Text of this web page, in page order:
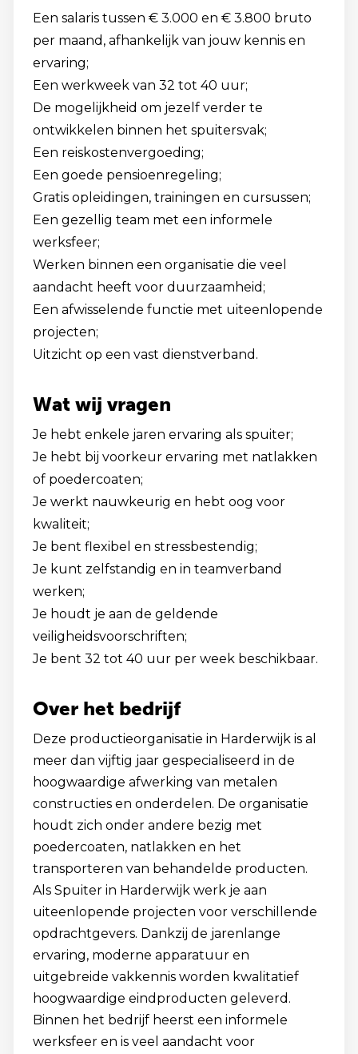
Een salaris tussen € 3.000 en € 3.800 bruto
per maand, afhankelijk van jouw kennis en
ervaring;
Een werkweek van 32 tot 40 uur;
De mogelijkheid om jezelf verder te
ontwikkelen binnen het spuitersvak;
Een reiskostenvergoeding;
Een goede pensioenregeling;
Gratis opleidingen, trainingen en cursussen;
Een gezellig team met een informele
werksfeer;
Werken binnen een organisatie die veel
aandacht heeft voor duurzaamheid;
Een afwisselende functie met uiteenlopende
projecten;
Uitzicht op een vast dienstverband.
Wat wij vragen
Je hebt enkele jaren ervaring als spuiter;
Je hebt bij voorkeur ervaring met natlakken
of poedercoaten;
Je werkt nauwkeurig en hebt oog voor
kwaliteit;
Je bent flexibel en stressbestendig;
Je kunt zelfstandig en in teamverband
werken;
Je houdt je aan de geldende
veiligheidsvoorschriften;
Je bent 32 tot 40 uur per week beschikbaar.
Over het bedrijf
Deze productieorganisatie in Harderwijk is al
meer dan vijftig jaar gespecialiseerd in de
hoogwaardige afwerking van metalen
constructies en onderdelen. De organisatie
houdt zich onder andere bezig met
poedercoaten, natlakken en het
transporteren van behandelde producten.
Als Spuiter in Harderwijk werk je aan
uiteenlopende projecten voor verschillende
opdrachtgevers. Dankzij de jarenlange
ervaring, moderne apparatuur en
uitgebreide vakkennis worden kwalitatief
hoogwaardige eindproducten geleverd.
Binnen het bedrijf heerst een informele
werksfeer en is veel aandacht voor